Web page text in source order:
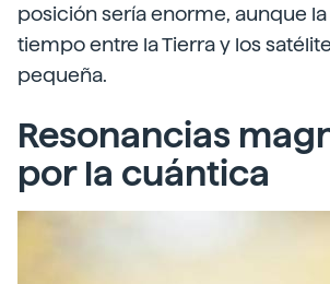
posición sería enorme, aunque
tiempo entre la Tierra y los
pequeña.
Resonancias
por la cuántica